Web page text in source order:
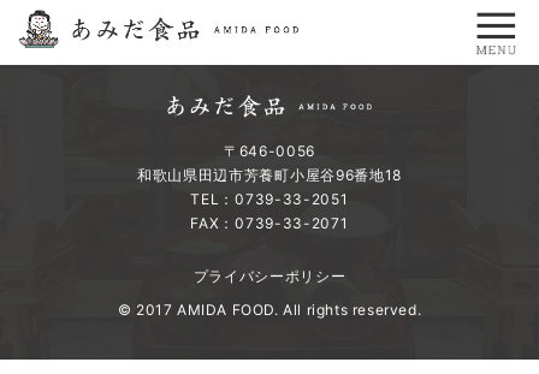
〒646-0056
和歌山県田辺市芳養町小屋谷96番地18
TEL：0739-33-2051
FAX：0739-33-2071
プライバシーポリシー
© 2017 AMIDA FOOD. All rights reserved.